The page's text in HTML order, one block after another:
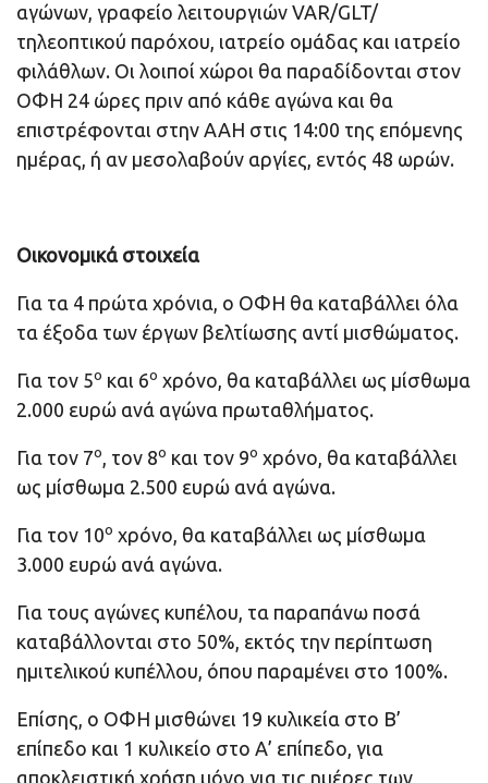
αγώνων, γραφείο λειτουργιών VAR/GLT/
τηλεοπτικού παρόχου, ιατρείο ομάδας και ιατρείο
φιλάθλων. Οι λοιποί χώροι θα παραδίδονται στον
ΟΦΗ 24 ώρες πριν από κάθε αγώνα και θα
επιστρέφονται στην ΑΑΗ στις 14:00 της επόμενης
ημέρας, ή αν μεσολαβούν αργίες, εντός 48 ωρών.
Οικονομικά στοιχεία
Για τα 4 πρώτα χρόνια, ο ΟΦΗ θα καταβάλλει όλα
τα έξοδα των έργων βελτίωσης αντί μισθώματος.
Για τον 5ο και 6ο χρόνο, θα καταβάλλει ως μίσθωμα
2.000 ευρώ ανά αγώνα πρωταθλήματος.
Για τον 7ο, τον 8ο και τον 9ο χρόνο, θα καταβάλλει
ως μίσθωμα 2.500 ευρώ ανά αγώνα.
Για τον 10ο χρόνο, θα καταβάλλει ως μίσθωμα
3.000 ευρώ ανά αγώνα.
Για τους αγώνες κυπέλου, τα παραπάνω ποσά
καταβάλλονται στο 50%, εκτός την περίπτωση
ημιτελικού κυπέλλου, όπου παραμένει στο 100%.
Επίσης, ο ΟΦΗ μισθώνει 19 κυλικεία στο Β’
επίπεδο και 1 κυλικείο στο Α’ επίπεδο, για
αποκλειστική χρήση μόνο για τις ημέρες των